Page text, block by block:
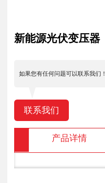
新能源光伏变压器
如果您有任何问题可以联系我们！
联系我们
产品详情